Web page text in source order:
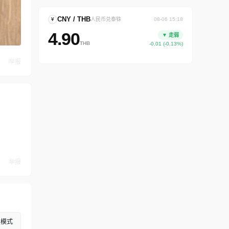
式
¥ CNY / THB人民币兑泰铢 08-06 15:18
4.90THB
▼ 走弱
-0.01 (-0.13%)